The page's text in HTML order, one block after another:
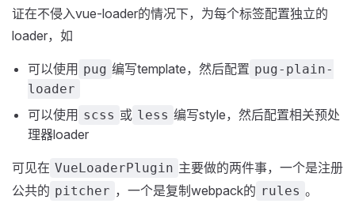
证在不侵入vue-loader的情况下，为每个标签配置独立的
loader，如
可以使用 pug 编写template，然后配置 pug-plain-
loader
可以使用 scss 或 less 编写style，然后配置相关预处
理器loader
可见在 VueLoaderPlugin 主要做的两件事，一个是注册
公共的 pitcher ，一个是复制webpack的 rules 。